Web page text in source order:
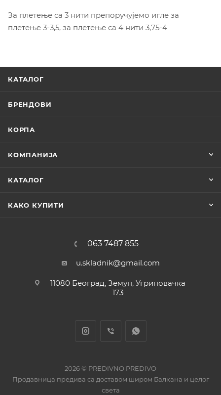
За плетење са 3 нити препоручујемо игле за
плетење 3-3,5, за плетење са 4 нити 3,75-4
КАТАЛОГ
БРЕНДОВИ
КОРПА
КОМПАНИЈА
КАТАЛОГ
КАКО КУПИТИ
063 7487 855
u.skladnik@gmail.com
11080 Београд, Земун, Угриновачка
173
2026 © PREDIVNO PREDIVO
Продавница предива са доставом широм Балкана и целог
света